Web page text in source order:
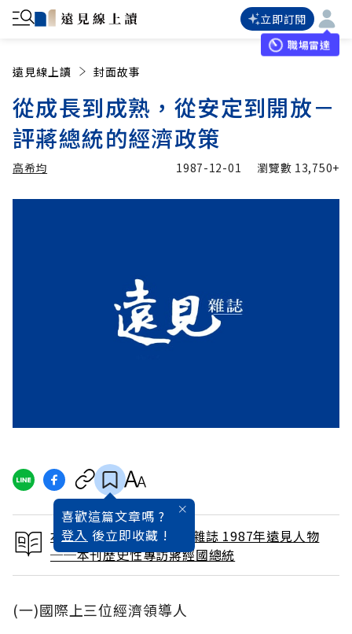
立即訂閱
職場雷達
遠見線上讀 封面故事
從成長到成熟，從安定到開放－
評蔣總統的經濟政策
高希均 1987-12-01 瀏覽數 13,750+
喜歡這篇文章嗎 ?
登入 後立即收藏 !
本文出自 1987 / 12月號雜誌 1987年遠見人物
──本刊歷史性專訪蔣經國總統
(一)國際上三位經濟領導人